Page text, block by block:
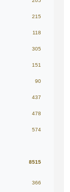
215
118
305
151
90
437
478
574
8515
366